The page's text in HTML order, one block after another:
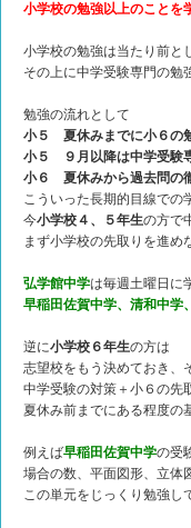
小学校の勉強以上のことを
小学校の勉強は当たり前と
その上に中学受験専門の勉
勉強の流れとして
小５ 夏休みまでに小６の
小５ ９月以降は中学受験
小６ 夏休みから過去問の
こういった長期的目線での
今小学校４、５年生の方で
まず小学校の先取りを進め
弘学館中学は毎週土曜日に
早稲田佐賀中学、清和中学
逆に小学校６年生の方は
志望校をもう決めておき、
中学受験の対策＋小６の先
夏休み前までにある程度の
例えば早稲田佐賀中学の受
場合の数、平面図形、立体
この単元をじっくり勉強し